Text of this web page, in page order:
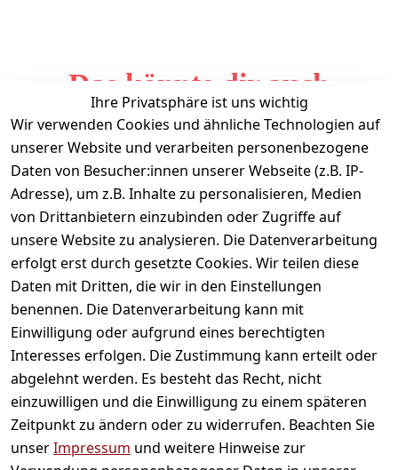
Das könnte dir auch
gefallen
Ihre Privatsphäre ist uns wichtig
Wir verwenden Cookies und ähnliche Technologien auf
unserer Website und verarbeiten personenbezogene
Daten von Besucher:innen unserer Webseite (z.B. IP-
Adresse), um z.B. Inhalte zu personalisieren, Medien
von Drittanbietern einzubinden oder Zugriffe auf
unsere Website zu analysieren. Die Datenverarbeitung
erfolgt erst durch gesetzte Cookies. Wir teilen diese
Daten mit Dritten, die wir in den Einstellungen
benennen. Die Datenverarbeitung kann mit
Einwilligung oder aufgrund eines berechtigten
Interesses erfolgen. Die Zustimmung kann erteilt oder
abgelehnt werden. Es besteht das Recht, nicht
einzuwilligen und die Einwilligung zu einem späteren
Zeitpunkt zu ändern oder zu widerrufen. Beachten Sie
unserImpressum und weitere Hinweise zur
Informationen
Mein Konto
Vertrag widerrufen
Unternehmen